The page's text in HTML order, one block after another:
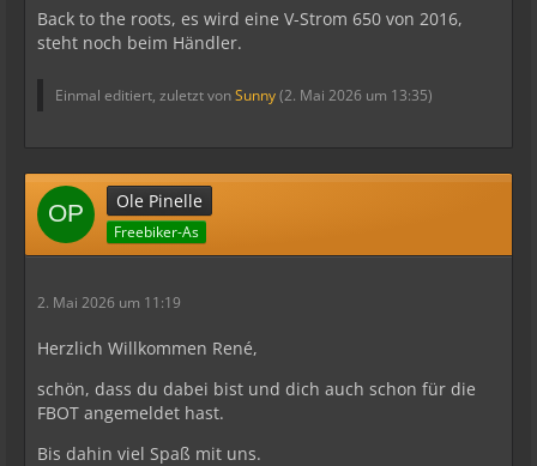
Back to the roots, es wird eine V-Strom 650 von 2016,
steht noch beim Händler.
Einmal editiert, zuletzt vonSunny(2. Mai 2026 um 13:35)
Ole Pinelle
Freebiker-As
2. Mai 2026 um 11:19
Herzlich Willkommen René,
schön, dass du dabei bist und dich auch schon für die
FBOT angemeldet hast.
Bis dahin viel Spaß mit uns.